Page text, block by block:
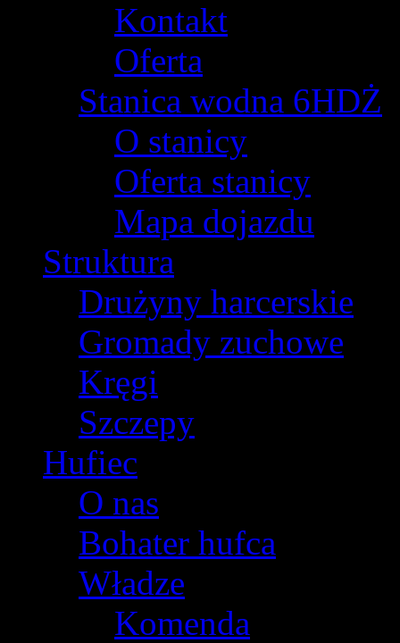
Kontakt
Oferta
Stanica wodna 6HDŻ
O stanicy
Oferta stanicy
Mapa dojazdu
Struktura
Drużyny harcerskie
Gromady zuchowe
Kręgi
Szczepy
Hufiec
O nas
Bohater hufca
Władze
Komenda